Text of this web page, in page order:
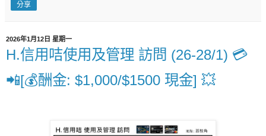
分享
2026年1月12日 星期一
H.信用咭使用及管理 訪問 (26-28/1) 💳
📲[💰酬金: $1,000/$1500 現金] 💥